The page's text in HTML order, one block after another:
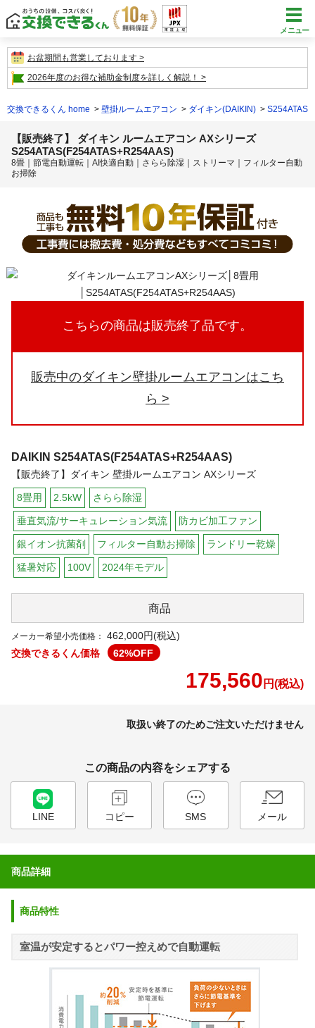
メニュー
お盆期間も営業しております
2026年度のお得な補助金制度を詳しく解説！
交換できるくん home 壁掛ルームエアコン ダイキン(DAIKIN)
【販売終了】 ダイキン ルームエアコン AXシリーズ
S254ATAS(F254ATAS+R254AAS)
8畳｜節電自動運転｜AI快適自動｜さらら除湿｜ストリーマ｜フィルター自動
お掃除
こちらの商品は販売終了品です。
販売中のダイキン壁掛ルームエアコンはこち
ら
DAIKIN S254ATAS(F254ATAS+R254AAS)
【販売終了】ダイキン 壁掛ルームエアコン AXシリーズ
8畳用 2.5kW さらら除湿
垂直気流/サーキュレーション気流 防カビ加工ファン
銀イオン抗菌剤 フィルター自動お掃除 ランドリー乾燥
猛暑対応 100V 2024年モデル
商品
メーカー希望小売価格：
462,000円(税込)
交換できるくん価格
62%OFF
175,560 円(税込)
取扱い終了のためご注文いただけません
この商品の内容をシェアする
LINE コピー SMS メール
商品詳細
商品特性
室温が安定するとパワー控えめで自動運転